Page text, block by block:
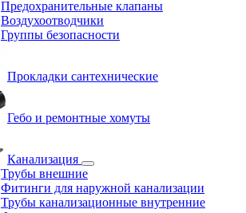
Предохранительные клапаны
Воздухоотводчики
Группы безопасности
Прокладки сантехнические
Гебо и ремонтные хомуты
Канализация
Трубы внешние
Фитинги для наружной канализации
Трубы канализационные внутренние